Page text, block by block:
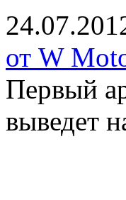
от W
Первый
выведет